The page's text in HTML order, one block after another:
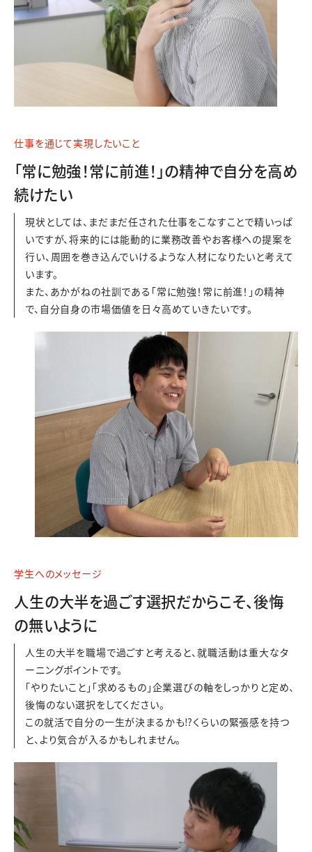
仕事を通じて実現したいこと
「常に勉強！常に前進！」の精神で自分を高め
続けたい
現状としては、まだまだ任された仕事をこなすことで精いっぱ
いですが、将来的には能動的に業務改善やお客様への提案を
行い、周囲を巻き込んでいけるような人材になりたいと考えて
います。
また、あかがねの社訓である「常に勉強！常に前進！」の精神
で、自分自身の市場価値を日々高めていきたいです。
学生へのメッセージ
人生の大半を過ごす選択だからこそ、後悔
の無いように
人生の大半を職場で過ごすと考えると、就職活動は重大なタ
ーニングポイントです。
「やりたいこと」「求めるもの」企業選びの軸をしっかりと定め、
後悔のない選択をしてください。
この就活で自分の一生が決まるかも⁉くらいの緊張感を持つ
と、より気合が入るかもしれません。